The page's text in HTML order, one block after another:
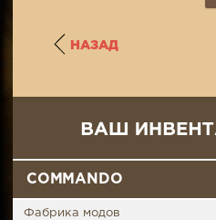
НАЗАД
COMMANDO
Фабрика модов